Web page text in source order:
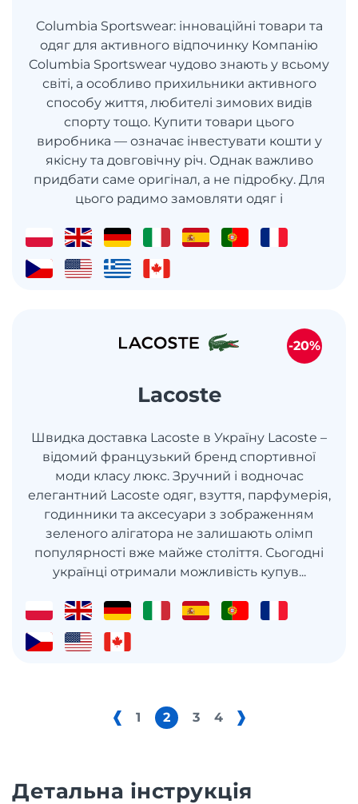
Columbia Sportswear: інноваційні товари та
одяг для активного відпочинку Компанію
Columbia Sportswear чудово знають у всьому
світі, а особливо прихильники активного
способу життя, любителі зимових видів
спорту тощо. Купити товари цього
виробника — означає інвестувати кошти у
якісну та довговічну річ. Однак важливо
придбати саме оригінал, а не підробку. Для
цього радимо замовляти одяг і
Lacoste
Швидка доставка Lacoste в Україну Lacoste –
відомий французький бренд спортивної
моди класу люкс. Зручний і водночас
елегантний Lacoste одяг, взуття, парфумерія,
годинники та аксесуари з зображенням
зеленого алігатора не залишають олімп
популярності вже майже століття. Сьогодні
українці отримали можливість купув...
-20%
1 2 3 4
Детальна інструкція